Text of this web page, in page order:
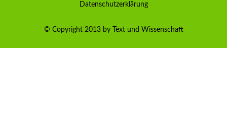
Datenschutzerklärung
© Copyright 2013 by Text und Wissenschaft